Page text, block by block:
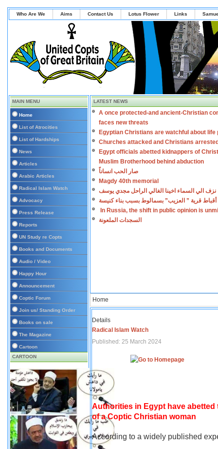
Who Are We Aims Contact Us Lotus Flower Links
MAIN MENU
Home
List of Atrocities
List of Hardships
News
Articles
Arabic Articles
Radical Islam Watch
Advocacy
Press Release
Reports
UN Study re Copts
Books and Documents
Audio / Video
Happy Hour
Announcement
Coptic Forum
Join us/ Standing Order
Books on sale
The Magazine
Cartoon
CARTOON
LATEST NEWS
A once protected-and ancient-Christian
faces new threats
Egyptian Christians are watchful about life
Churches attacked and Christians
Egypt officials abetted kidnappers of
Muslim Brotherhood behind abduction
صار الحب انساناً
Magdy 40th memorial
نزف الي السماء اخينا الغالي الراحل مجدي يوسف
أقباط قرية ” العزيب” بسمالوط بسبب بناء كنيسة
In Russia, the shift in public opinion is
السجدات الملعونة
Home
Details
Radical Islam Watch
Published: 25 March 2024
Authorities in Egypt have
of a Coptic Christian woman
According to a widely published